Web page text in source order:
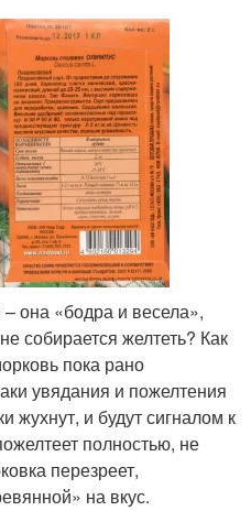
она «бодра и весела»,
собирается желтеть? Как
пока рано
увядания и пожелтения
жухнут, и будут сигналом к
полностью, не
перезреет,
на вкус.